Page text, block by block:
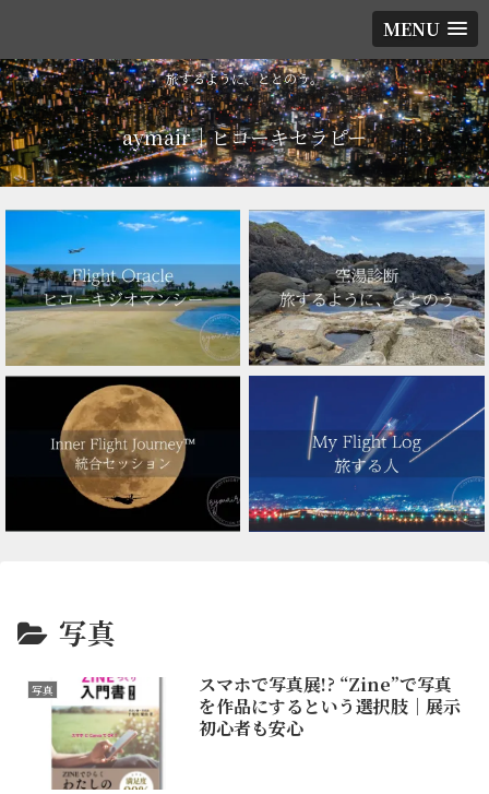
MENU
旅するように、ととのう。
aymair｜ヒコーキセラピー
写真
写真
スマホで写真展!? “Zine”で写真
を作品にするという選択肢｜展示
初心者も安心